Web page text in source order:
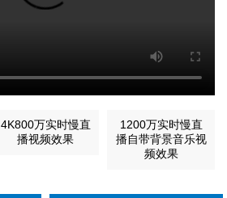
4K800万实时慢直
播视频效果
1200万实时慢直
播自带背景音乐视
频效果